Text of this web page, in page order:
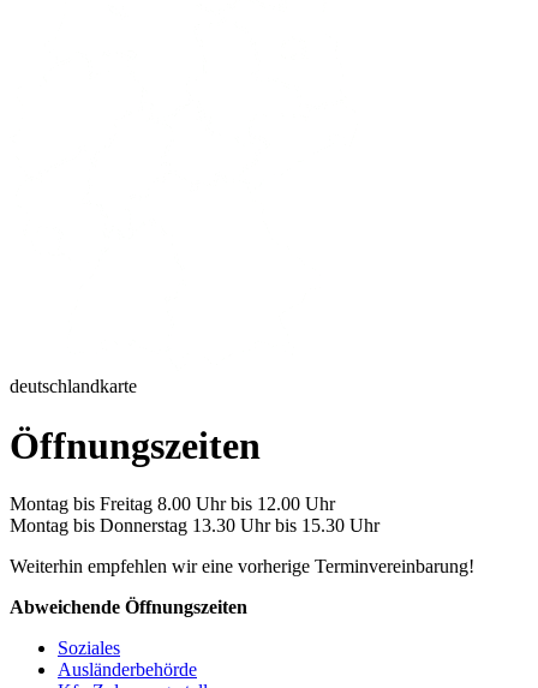
deutschlandkarte
Öffnungszeiten
Montag bis Freitag 8.00 Uhr bis 12.00 Uhr
Montag bis Donnerstag 13.30 Uhr bis 15.30 Uhr
Weiterhin empfehlen wir eine vorherige Terminvereinbarung!
Abweichende Öffnungszeiten
Soziales
Ausländerbehörde